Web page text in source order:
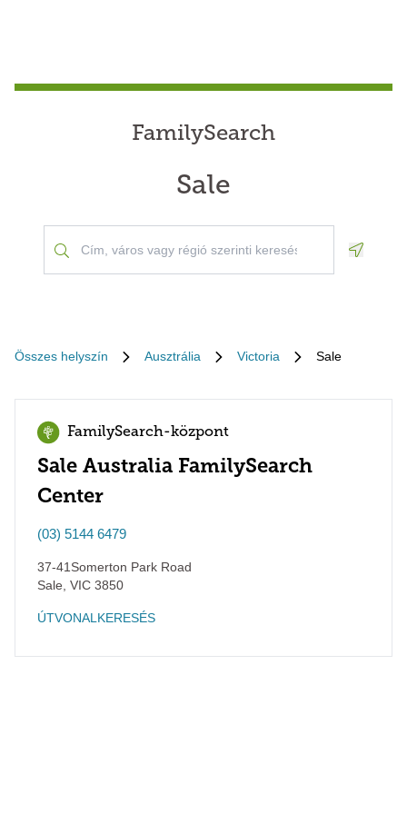
FamilySearch
Sale
Összes helyszín Ausztrália Victoria Sale
FamilySearch-központ
Sale Australia FamilySearch
Center
(03) 5144 6479
37-41Somerton Park Road
Sale VIC 3850
ÚTVONALKERESÉS